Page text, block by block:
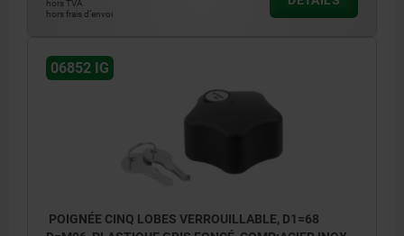
hors TVA
hors frais d’envoi
06852 IG
POIGNÉE CINQ LOBES VERROUILLABLE, D1=68